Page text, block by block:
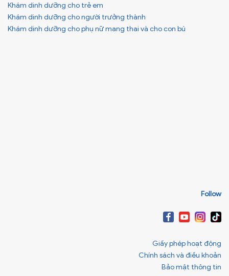
Khám dinh dưỡng cho trẻ em
Khám dinh dưỡng cho người trưởng thành
Khám dinh dưỡng cho phụ nữ mang thai và cho con bú
Follow
Giấy phép hoạt động
Chính sách và điều khoản
Bảo mật thông tin